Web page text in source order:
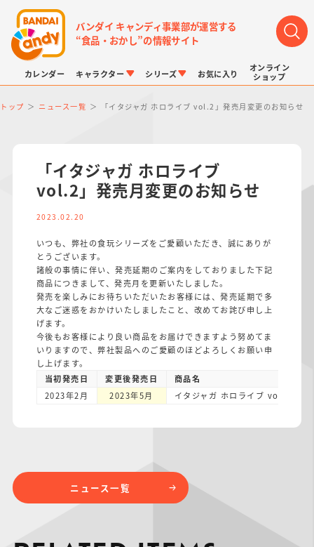
バンダイ キャンディ事業部が運営する
“食品・おかし”の情報サイト
カレンダー キャラクター
LINK TRAVELERS
仮面ライダーシリー
ズ
スーパー戦隊シリー
プリキュアシリーズ ドラゴンボール
シリーズ
チョコボックス
キャラパキ
チョコサプ
＆スクエアシール
ポケモンキッズ
ールド
お気に入り
オンライン
ショップ
トップ ニュース一覧 「イタジャガ ホロライブ vol.2」発売月変更のお知らせ
「イタジャガ ホロライブ
vol.2」発売月変更のお知らせ
2023.02.20
いつも、弊社の食玩シリーズをご愛顧いただき、誠にありが
とうございます。
諸般の事情に伴い、発売延期のご案内をしておりました下記
商品につきまして、発売月を更新いたしました。
発売を楽しみにお待ちいただいたお客様には、発売延期で多
大なご迷惑をおかけいたしましたこと、改めてお詫び申し上
げます。
今後もお客様により良い商品をお届けできますよう努めてま
いりますので、弊社製品へのご愛顧のほどよろしくお願い申
し上げます。
当初発売日
変更後発売日
商品名
2023年2月
2023年5月 イタジャガ ホロライブ vol.2
ニュース一覧